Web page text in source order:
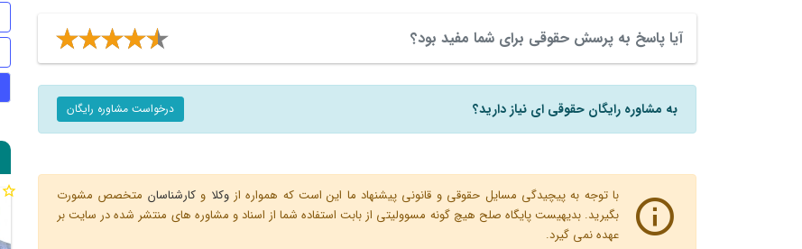
آیا پاسخ به پرسش حقوقی برای شما مفید بود؟
به مشاوره رایگان حقوقی ای نیاز دارید؟ درخواست مشاوره رایگان
با توجه به پیچیدگی مسایل حقوقی و قانونی پیشنهاد ما این است که همواره ازوکلا وکارشناسان متخصص مشورت
بگیرید. بدیهیست پایگاه صلح هیچ گونه مسوولیتی از بابت استفاده شما از اسناد و مشاوره های منتشر شده در سایت بر
عهده نمی گیرد.